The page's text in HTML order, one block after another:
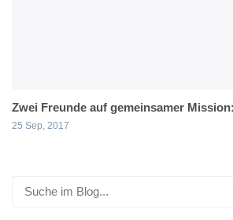
Zwei Freunde auf gemeinsamer
25 Sep, 2017